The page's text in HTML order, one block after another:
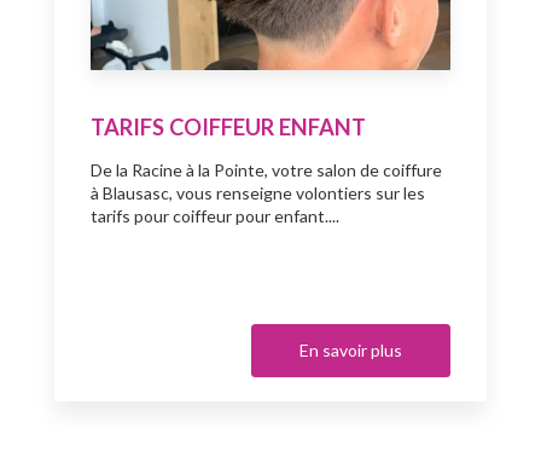
TARIFS COIFFEUR ENFANT
De la Racine à la Pointe, votre salon de coiffure
à Blausasc, vous renseigne volontiers sur les
tarifs pour coiffeur pour enfant....
En savoir plus